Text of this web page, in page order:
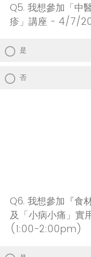
Q5. 我想參加「中
疹」講座 - 4/7/
是
否
Q6. 我想參加『食
及「小病小痛」
(1:00-2:00pm)